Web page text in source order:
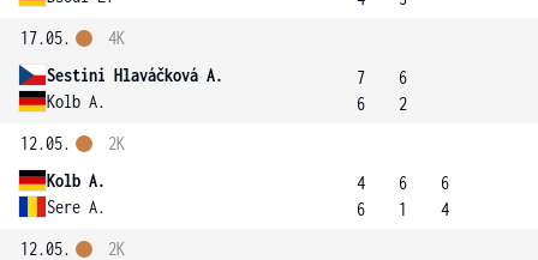
17.05.
Sestini Hlaváčková A.
Kolb A.
4K
7
6
6
2
12.05.
Kolb A.
Sere A.
2K
4
6
6
1
6
4
12.05.
2K